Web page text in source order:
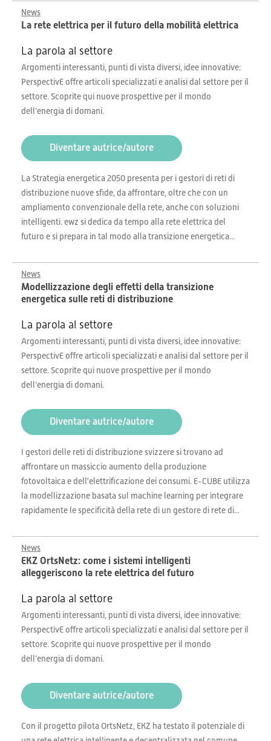
News
La rete elettrica per il futuro della mobilità elettrica
La parola al settore
Argomenti interessanti, punti di vista diversi, idee innovative:
PerspectivE offre articoli specializzati e analisi dal settore per il
settore. Scoprite qui nuove prospettive per il mondo
dell’energia di domani.
Diventare autrice/autore
La Strategia energetica 2050 presenta per i gestori di reti di
distribuzione nuove sfide, da affrontare, oltre che con un
ampliamento convenzionale della rete, anche con soluzioni
intelligenti. ewz si dedica da tempo alla rete elettrica del
futuro e si prepara in tal modo alla transizione energetica...
News
Modellizzazione degli effetti della transizione
energetica sulle reti di distribuzione
La parola al settore
Argomenti interessanti, punti di vista diversi, idee innovative:
PerspectivE offre articoli specializzati e analisi dal settore per il
settore. Scoprite qui nuove prospettive per il mondo
dell’energia di domani.
Diventare autrice/autore
I gestori delle reti di distribuzione svizzere si trovano ad
affrontare un massiccio aumento della produzione
fotovoltaica e dell'elettrificazione dei consumi. E-CUBE utilizza
la modellizzazione basata sul machine learning per integrare
rapidamente le specificità della rete di un gestore di rete di...
News
EKZ OrtsNetz: come i sistemi intelligenti
alleggeriscono la rete elettrica del futuro
La parola al settore
Argomenti interessanti, punti di vista diversi, idee innovative:
PerspectivE offre articoli specializzati e analisi dal settore per il
settore. Scoprite qui nuove prospettive per il mondo
dell’energia di domani.
Diventare autrice/autore
Con il progetto pilota OrtsNetz, EKZ ha testato il potenziale di